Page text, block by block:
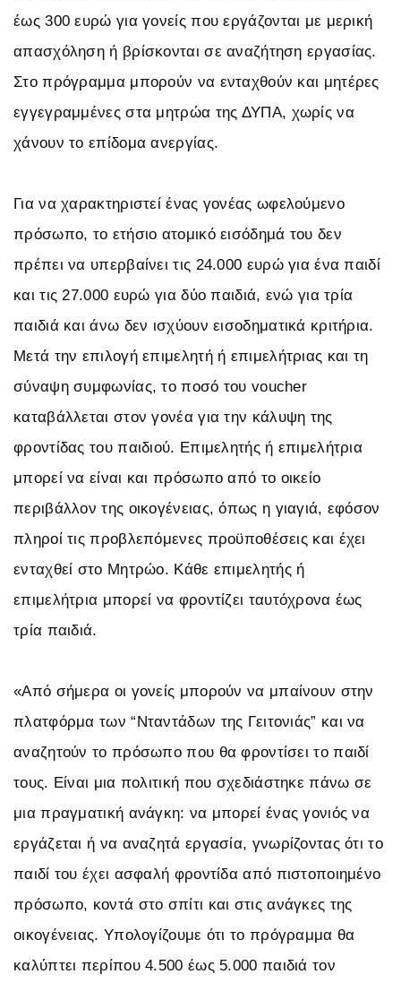
έως 300 ευρώ για γονείς που εργάζονται με μερική
απασχόληση ή βρίσκονται σε αναζήτηση εργασίας.
Στο πρόγραμμα μπορούν να ενταχθούν και μητέρες
εγγεγραμμένες στα μητρώα της ΔΥΠΑ, χωρίς να
χάνουν το επίδομα ανεργίας.
Για να χαρακτηριστεί ένας γονέας ωφελούμενο
πρόσωπο, το ετήσιο ατομικό εισόδημά του δεν
πρέπει να υπερβαίνει τις 24.000 ευρώ για ένα παιδί
και τις 27.000 ευρώ για δύο παιδιά, ενώ για τρία
παιδιά και άνω δεν ισχύουν εισοδηματικά κριτήρια.
Μετά την επιλογή επιμελητή ή επιμελήτριας και τη
σύναψη συμφωνίας, το ποσό του voucher
καταβάλλεται στον γονέα για την κάλυψη της
φροντίδας του παιδιού. Επιμελητής ή επιμελήτρια
μπορεί να είναι και πρόσωπο από το οικείο
περιβάλλον της οικογένειας, όπως η γιαγιά, εφόσον
πληροί τις προβλεπόμενες προϋποθέσεις και έχει
ενταχθεί στο Μητρώο. Κάθε επιμελητής ή
επιμελήτρια μπορεί να φροντίζει ταυτόχρονα έως
τρία παιδιά.
«Από σήμερα οι γονείς μπορούν να μπαίνουν στην
πλατφόρμα των “Νταντάδων της Γειτονιάς” και να
αναζητούν το πρόσωπο που θα φροντίσει το παιδί
τους. Είναι μια πολιτική που σχεδιάστηκε πάνω σε
μια πραγματική ανάγκη: να μπορεί ένας γονιός να
εργάζεται ή να αναζητά εργασία, γνωρίζοντας ότι το
παιδί του έχει ασφαλή φροντίδα από πιστοποιημένο
πρόσωπο, κοντά στο σπίτι και στις ανάγκες της
οικογένειας. Υπολογίζουμε ότι το πρόγραμμα θα
καλύπτει περίπου 4.500 έως 5.000 παιδιά τον